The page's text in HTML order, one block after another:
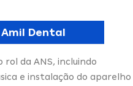
Dental
da ANS, incluindo
e instalação do aparelho